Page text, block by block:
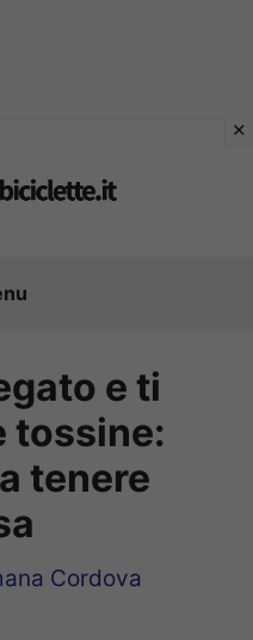
e ti
tossine:
tenere
Cordova